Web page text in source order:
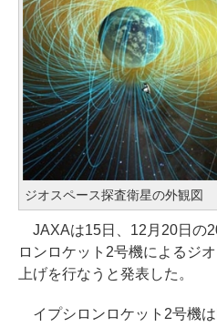
ジオスペース探査衛星の外観図
JAXAは15日、12月20日の
ロンロケット2号機によるジ
上げを行なうと発表した。
イプシロンロケット2号機